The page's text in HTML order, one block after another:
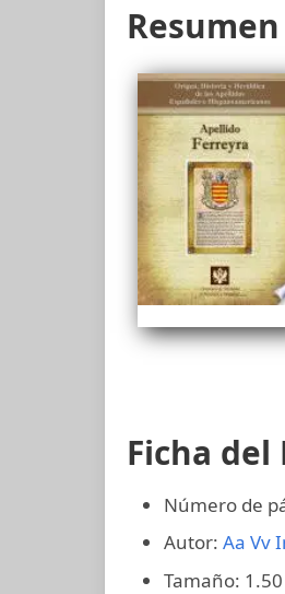
Ficha del
Número de
Autor: Aa Vv
Tamaño: